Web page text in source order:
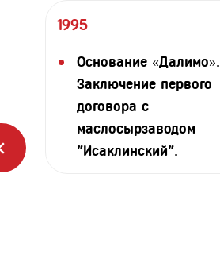
1995
Основание «Далимо».
Заключение первого
договора с
маслосырзаводом
"Исаклинский".